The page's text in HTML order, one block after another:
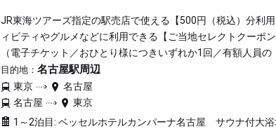
JR東海ツアーズ指定の駅売店で使える【500円（税込）分利
ィビティやグルメなどに利用できる【ご当地セレクトクーポン
（電子チケット／おひとり様につきいずれか1回／有額人員の
目的地： 名古屋駅周辺
東京
名古屋
名古屋
東京
1～2泊目: ベッセルホテルカンパーナ名古屋 サウナ付大浴